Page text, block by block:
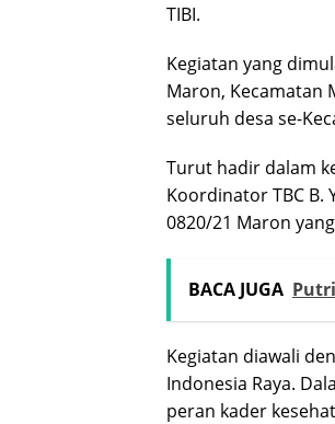
TIBI.
Kegiatan yang
Maron, Kecamatan
seluruh desa se-
Turut hadir dalam
Koordinator TBC B.
0820/21 Maron
BACA JUGA
Kegiatan diawali
Indonesia Raya.
peran kader